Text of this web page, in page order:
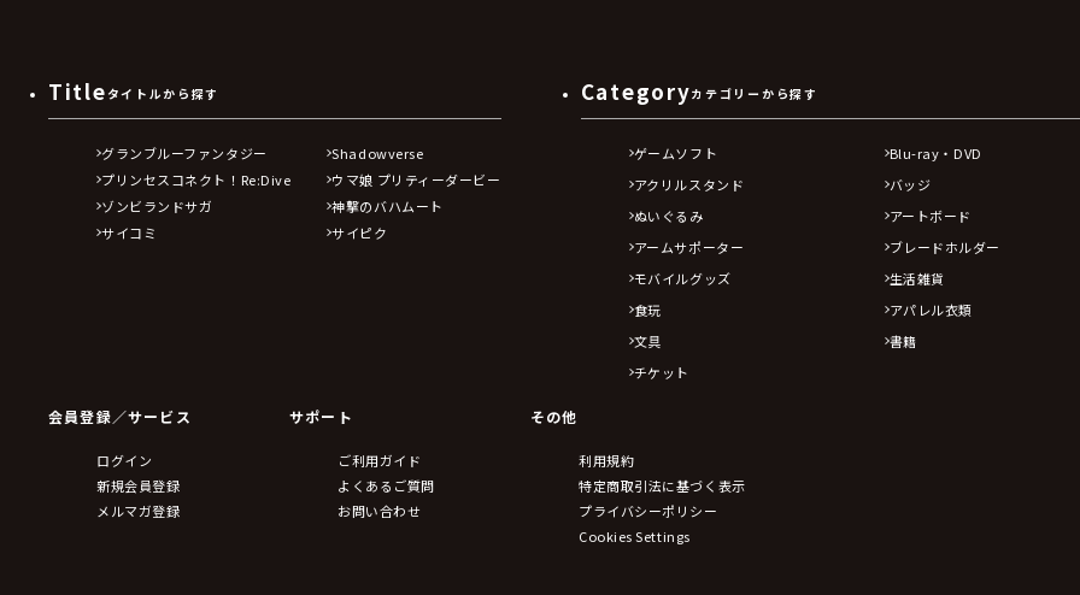
Title タイトルから探す
グランブルーファンタジー
Shadowverse
プリンセスコネクト！Re:Dive
ウマ娘 プリティーダービー
ゾンビランドサガ
神撃のバハムート
サイコミ
サイピク
Categoryカテゴリーから探す
ゲームソフト Blu-ray・DVD
アクリルスタンド
バッジ
ぬいぐるみ
アートボード
アームサポーター
ブレードホルダー
モバイルグッズ
生活雑貨
食玩
アパレル衣類
文具
書籍
チケット
会員登録／サービス
ログイン
新規会員登録
メルマガ登録
サポート
ご利用ガイド
よくあるご質問
お問い合わせ
その他
利用規約
特定商取引法に基づく表示
プライバシーポリシー
Cookies Settings